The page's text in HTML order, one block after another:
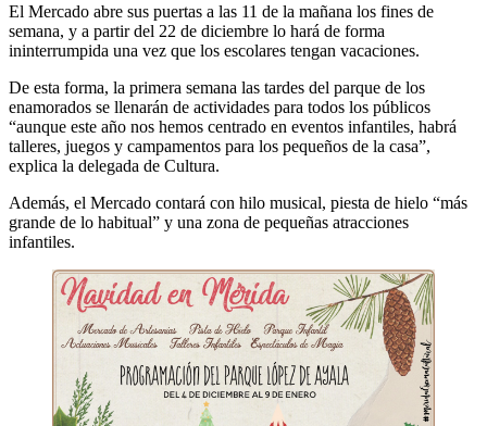
El Mercado abre sus puertas a las 11 de la mañana los fines de
semana, y a partir del 22 de diciembre lo hará de forma
ininterrumpida una vez que los escolares tengan vacaciones.
De esta forma, la primera semana las tardes del parque de los
enamorados se llenarán de actividades para todos los públicos
“aunque este año nos hemos centrado en eventos infantiles, habrá
talleres, juegos y campamentos para los pequeños de la casa”,
explica la delegada de Cultura.
Además, el Mercado contará con hilo musical, piesta de hielo “más
grande de lo habitual” y una zona de pequeñas atracciones
infantiles.